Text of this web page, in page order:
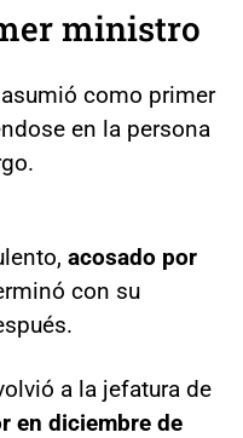
ministro
como primer
en la persona
acosado por
con su
a la jefatura de
en diciembre de